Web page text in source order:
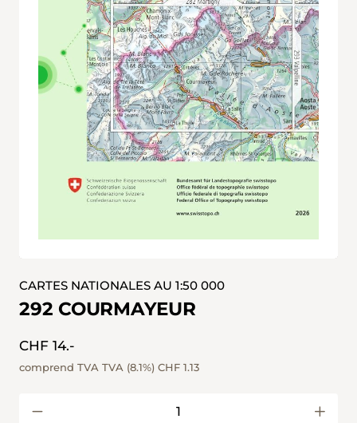
CARTES NATIONALES AU 1:50 000
292 COURMAYEUR
CHF 14.-
comprend TVA TVA (8.1%) CHF 1.13